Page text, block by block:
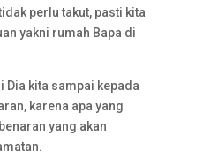
perlu takut, pasti kita
yakni rumah Bapa di
Dia kita sampai kepada
karena apa yang
yang akan